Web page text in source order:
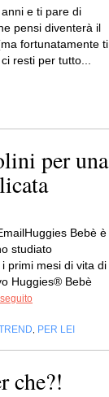
e ti pare di
pensi diventerà il
fortunatamente ti
resti per tutto...
per una
Bebè è
studiato
primi mesi di vita di
Huggies® Bebè
PER LEI
che?!